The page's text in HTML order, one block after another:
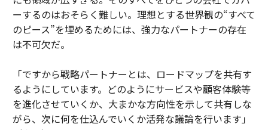
ーするのはおそらく難しい。理想とする世界観の“すべて
のピース”を埋めるためには、強力なパートナーの存在
は不可欠だ。
「ですから戦略パートナーとは、ロードマップを共有す
るようにしています。どのようにサービスや顧客体験等
を進化させていくか、大まかな方向性を示して共有しな
がら、次に何を仕込んでいくか活発な議論を行います」